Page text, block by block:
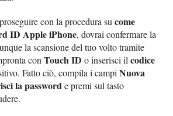
con la procedura sucome
ID Apple iPhone, dovrai confermare la
la scansione del tuo volto tramite
conTouch ID o inserisci ilcodice
Fatto ciò, compila i campiNuova
la passworde premi sul tasto